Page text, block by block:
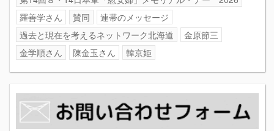
羅善学さん
賛同
連帯のメッセージ
過去と現在を考えるネットワーク北海道
金原節三
金学順さん
陳金玉さん 韓京姫